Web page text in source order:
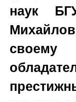
наук
своему